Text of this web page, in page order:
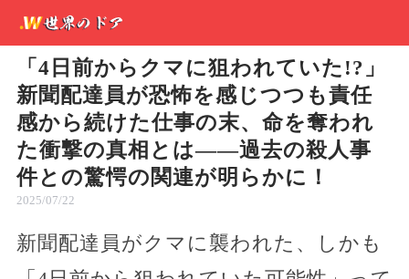
「4日前からクマに狙われていた!?」
新聞配達員が恐怖を感じつつも責任
感から続けた仕事の末、命を奪われ
た衝撃の真相とは――過去の殺人事
件との驚愕の関連が明らかに！
2025/07/22
新聞配達員がクマに襲われた、しかも